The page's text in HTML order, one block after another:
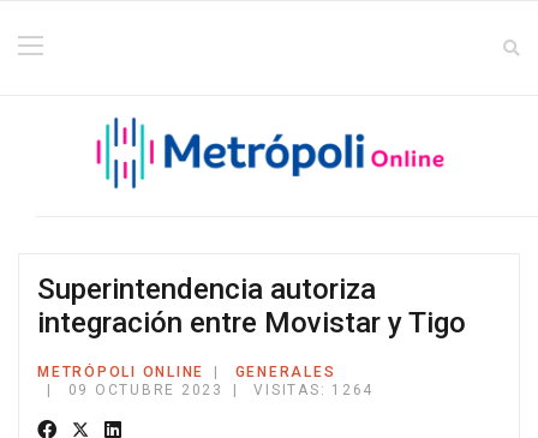
Superintendencia autoriza
integración entre Movistar y Tigo
METRÓPOLI ONLINE
GENERALES
09 OCTUBRE 2023
VISITAS: 1264